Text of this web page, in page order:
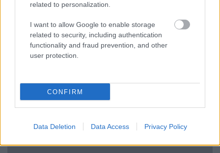
related to personalization.
I want to allow Google to enable storage
related to security, including authentication
functionality and fraud prevention, and other
user protection.
CONFIRM
Data Deletion Data Access Privacy Policy
Vagyonvisszaszerzés: amikor a pénz
gyorsabban fut, mint a jog